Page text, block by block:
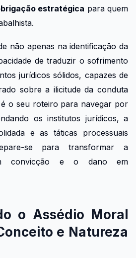
estratégica para quem
não apenas na identificação da
de traduzir o sofrimento
jurídicos sólidos, capazes de
sobre a ilicitude da conduta
o seu roteiro para navegar por
os institutos jurídicos, a
e as táticas processuais
se para transformar a
convicção e o dano em
o Assédio Moral
e Natureza